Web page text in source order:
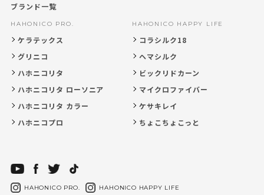
ブランド一覧
HAHONICO PRO.
ケラテックス
グリニコ
ハホニコリタ
ハホニコリタ ローソニア
ハホニコリタ カラー
ハホニコプロ
HAHONICO HAPPY LIFE
コラシルク18
ヘマシルク
ビックリドカーン
マイクロファイバー
ケサキレイ
ちょこちょこっと
HAHONICO PRO. HAHONICO HAPPY LIFE